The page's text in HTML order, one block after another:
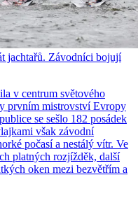
jachtařů. Závodníci bojují
v centrum světového
prvním mistrovství Evropy
se sešlo 182 posádek
však závodní
počasí a nestálý vítr. Ve
platných rozjížděk, další
oken mezi bezvětřím a